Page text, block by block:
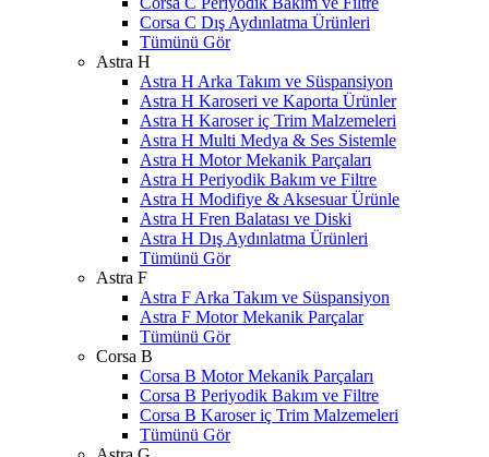
Corsa C Dış Aydınlatma Ürünleri
Tümünü Gör
Astra H
Astra H Arka Takım ve Süspansiyon
Astra H Karoseri ve Kaporta Ürünler
Astra H Karoser iç Trim Malzemeleri
Astra H Multi Medya & Ses Sistemle
Astra H Motor Mekanik Parçaları
Astra H Periyodik Bakım ve Filtre
Astra H Modifiye & Aksesuar Ürünle
Astra H Fren Balatası ve Diski
Astra H Dış Aydınlatma Ürünleri
Tümünü Gör
Astra F
Astra F Arka Takım ve Süspansiyon
Astra F Motor Mekanik Parçalar
Tümünü Gör
Corsa B
Corsa B Motor Mekanik Parçaları
Corsa B Periyodik Bakım ve Filtre
Corsa B Karoser iç Trim Malzemeleri
Tümünü Gör